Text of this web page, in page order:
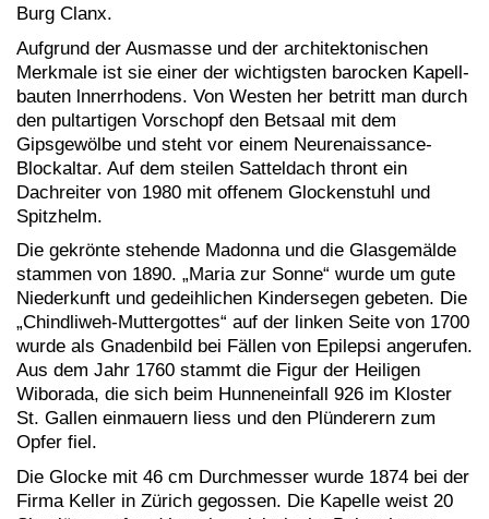
Burg Clanx.
Aufgrund der Ausmasse und der architektonischen
Merkmale ist sie einer der wichtigsten barocken Kapell­
bauten lnnerrhodens. Von Westen her betritt man durch
den pultartigen Vorschopf den Betsaal mit dem
Gipsgewölbe und steht vor einem Neurenaissance-
Blockaltar. Auf dem steilen Satteldach thront ein
Dachreiter von 1980 mit offenem Glockenstuhl und
Spitzhelm.
Die gekrönte stehende Madonna und die Glasgemälde
stammen von 1890. „Maria zur Sonne“ wurde um gute
Niederkunft und gedeihlichen Kindersegen gebeten. Die
„Chindliweh-Muttergottes“ auf der linken Seite von 1700
wurde als Gnadenbild bei Fällen von Epilepsi angerufen.
Aus dem Jahr 1760 stammt die Figur der Heiligen
Wiborada, die sich beim Hunneneinfall 926 im Kloster
St. Gallen einmauern liess und den Plünderern zum
Opfer fiel.
Die Glocke mit 46 cm Durchmesser wurde 1874 bei der
Firma Keller in Zürich gegossen. Die Kapelle weist 20